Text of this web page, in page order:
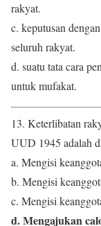
rakyat.
c. keputusan
seluruh rakyat.
d. suatu tata cara
untuk mufakat.
13. Keterlibatan
UUD 1945 adalah
a. Mengisi
b. Mengisi
c. Mengisi
d. Mengajukan